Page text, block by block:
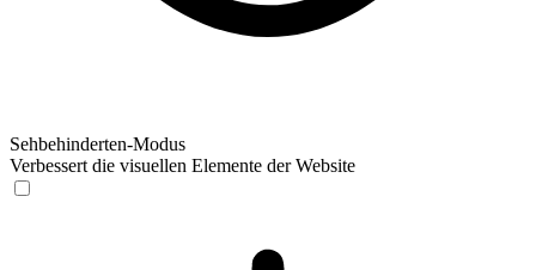
Sehbehinderten-Modus
Verbessert die visuellen Elemente der Website